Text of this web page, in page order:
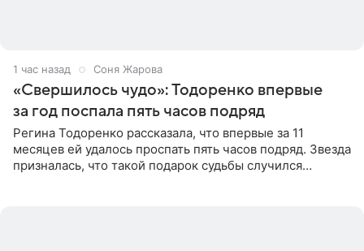
1 час назад Соня Жарова
«Свершилось чудо»: Тодоренко впервые
за год поспала пять часов подряд
Регина Тодоренко рассказала, что впервые за 11
месяцев ей удалось проспать пять часов подряд. Звезда
призналась, что такой подарок судьбы случился